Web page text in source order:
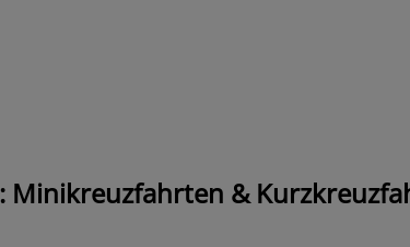
Minikreuzfahrten &